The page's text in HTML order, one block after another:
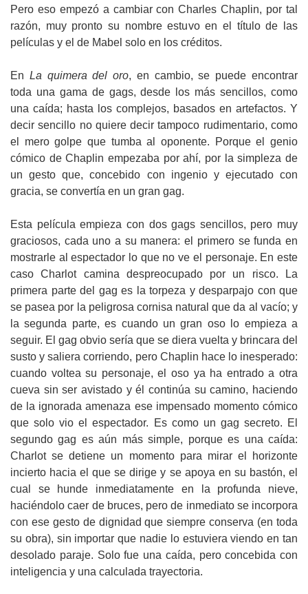
Pero eso empezó a cambiar con Charles Chaplin, por tal
razón, muy pronto su nombre estuvo en el título de las
películas y el de Mabel solo en los créditos.
En La quimera del oro, en cambio, se puede encontrar
toda una gama de gags, desde los más sencillos, como
una caída; hasta los complejos, basados en artefactos. Y
decir sencillo no quiere decir tampoco rudimentario, como
el mero golpe que tumba al oponente. Porque el genio
cómico de Chaplin empezaba por ahí, por la simpleza de
un gesto que, concebido con ingenio y ejecutado con
gracia, se convertía en un gran gag.
Esta película empieza con dos gags sencillos, pero muy
graciosos, cada uno a su manera: el primero se funda en
mostrarle al espectador lo que no ve el personaje. En este
caso Charlot camina despreocupado por un risco. La
primera parte del gag es la torpeza y desparpajo con que
se pasea por la peligrosa cornisa natural que da al vacío; y
la segunda parte, es cuando un gran oso lo empieza a
seguir. El gag obvio sería que se diera vuelta y brincara del
susto y saliera corriendo, pero Chaplin hace lo inesperado:
cuando voltea su personaje, el oso ya ha entrado a otra
cueva sin ser avistado y él continúa su camino, haciendo
de la ignorada amenaza ese impensado momento cómico
que solo vio el espectador. Es como un gag secreto. El
segundo gag es aún más simple, porque es una caída:
Charlot se detiene un momento para mirar el horizonte
incierto hacia el que se dirige y se apoya en su bastón, el
cual se hunde inmediatamente en la profunda nieve,
haciéndolo caer de bruces, pero de inmediato se incorpora
con ese gesto de dignidad que siempre conserva (en toda
su obra), sin importar que nadie lo estuviera viendo en tan
desolado paraje. Solo fue una caída, pero concebida con
inteligencia y una calculada trayectoria.